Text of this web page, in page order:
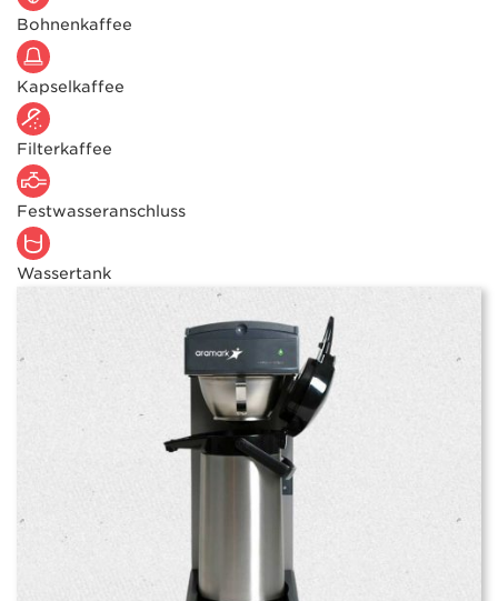
Kaffeesymbole
Bohnenkaffee
Kapselkaffee
Filterkaffee
Festwasseranschluss
Wassertank